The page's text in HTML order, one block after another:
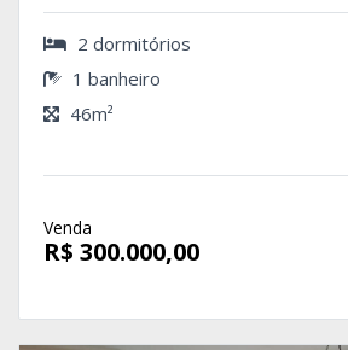
2 dormitórios
1 banheiro
46m²
Venda
R$ 300.000,00